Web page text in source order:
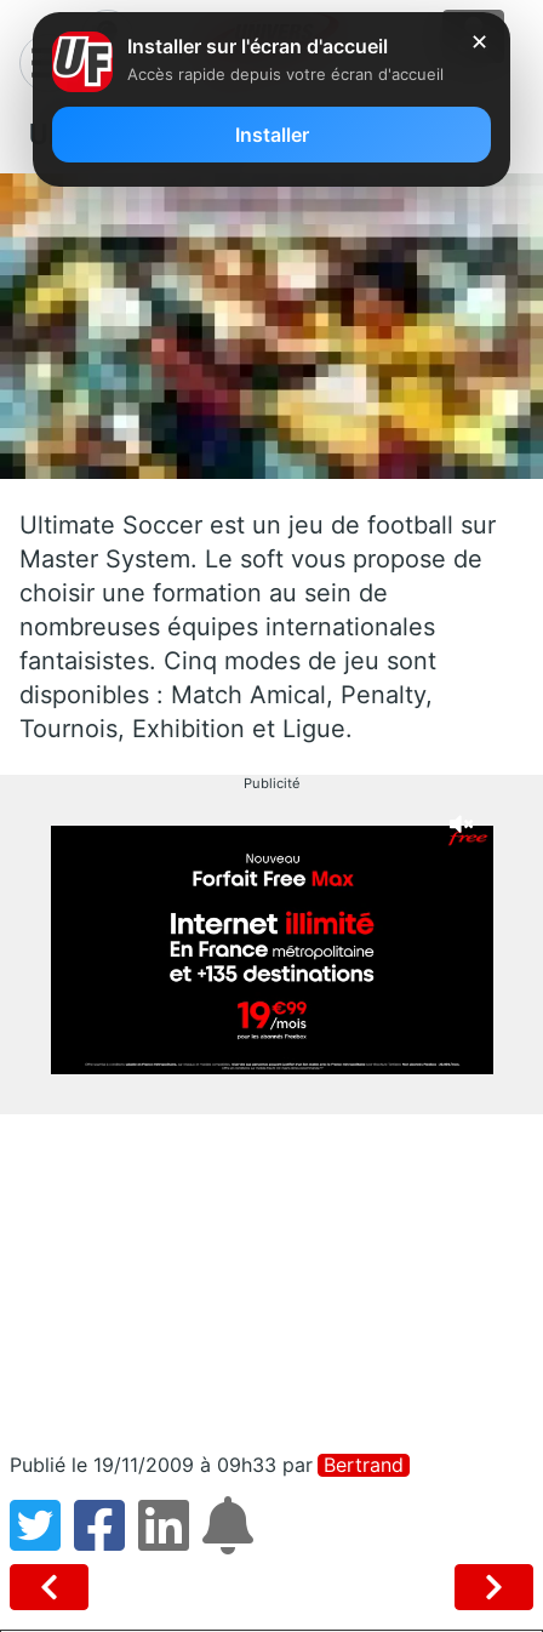
Ultimate Soccer
Ultimate Soccer est un jeu de football sur
Master System. Le soft vous propose de
choisir une formation au sein de
nombreuses équipes internationales
fantaisistes. Cinq modes de jeu sont
disponibles : Match Amical, Penalty,
Tournois, Exhibition et Ligue.
Publicité
Publié le 19/11/2009 à 09h33 par Bertrand
✕
Installer sur l'écran d'accueil
Accès rapide depuis votre écran d'accueil
Installer